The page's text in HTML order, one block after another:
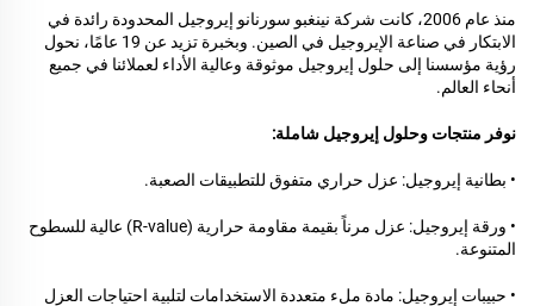
منذ عام 2006، كانت شركة نينغبو سورنانو إيروجيل المحدودة رائدة في
الابتكار في صناعة الإيروجيل في الصين. وبخبرة تزيد عن 19 عامًا، نحول
رؤية مؤسسنا إلى حلول إيروجيل موثوقة وعالية الأداء لعملائنا في جميع
أنحاء العالم.
نوفر منتجات وحلول إيروجيل شاملة:
• بطانية إيروجيل: عزل حراري متفوق للتطبيقات الصعبة.
• ورقة إيروجيل: عزل مرناً بقيمة مقاومة حرارية (R-value) عالية للسطوح
المتنوعة.
• حبيبات إيروجيل: مادة ملء متعددة الاستخدامات لتلبية احتياجات العزل